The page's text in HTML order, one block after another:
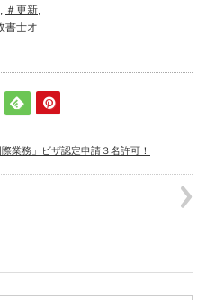
, ＃更新,
書士オ
業務」ビザ認定申請３名許可！